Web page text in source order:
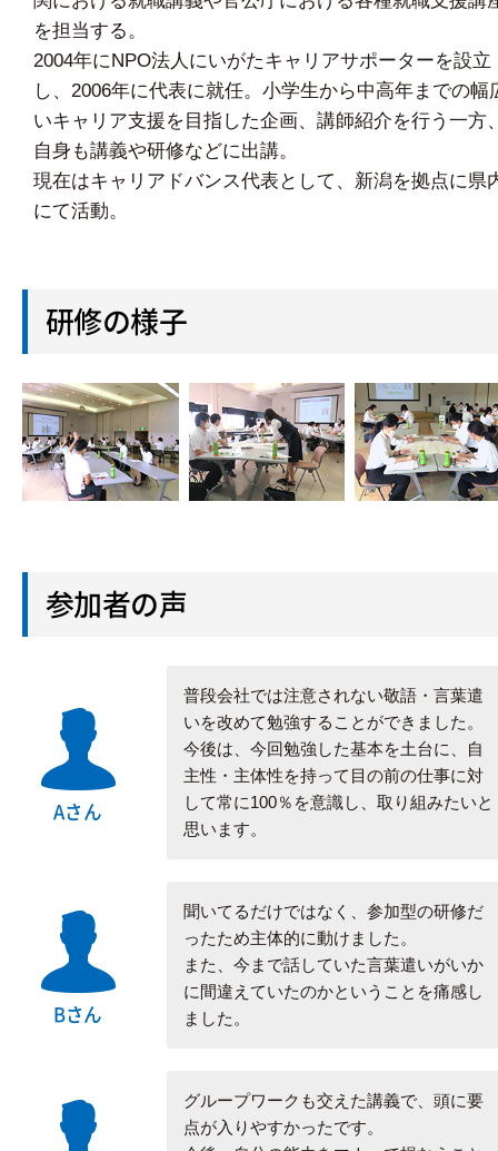
を担当する。
2004年にNPO法人にいがたキャリアサポーターを設立
し、2006年に代表に就任。小学生から中高年までの幅
いキャリア支援を目指した企画、講師紹介を行う一方
自身も講義や研修などに出講。
現在はキャリアドバンス代表として、新潟を拠点に県
にて活動。
研修の様子
参加者の声
Aさん
普段会社では注意されない敬語・言葉遣
いを改めて勉強することができました。
今後は、今回勉強した基本を土台に、自
主性・主体性を持って目の前の仕事に対
して常に100％を意識し、取り組みたいと
思います。
Bさん
聞いてるだけではなく、参加型の研修だ
ったため主体的に動けました。
また、今まで話していた言葉遣いがいか
に間違えていたのかということを痛感し
ました。
グループワークも交えた講義で、頭に要
点が入りやすかったです。